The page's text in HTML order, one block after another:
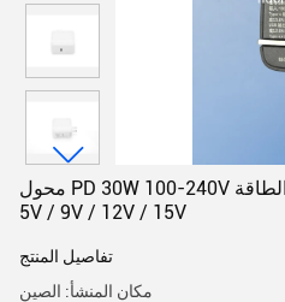
محول PD 30W 100-240V توصيل الطاقة FCC CE RoHS معتمد
5V / 9V / 12V / 15V
تفاصيل المنتج
مكان المنشأ: الصين